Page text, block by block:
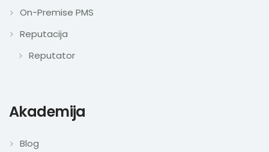
On-Premise PMS
Reputacija
Reputator
Akademija
Blog